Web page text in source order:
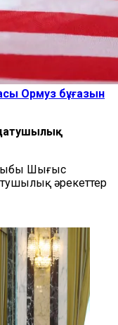
Ормуз бұғазын
Шығыс
әрекеттер